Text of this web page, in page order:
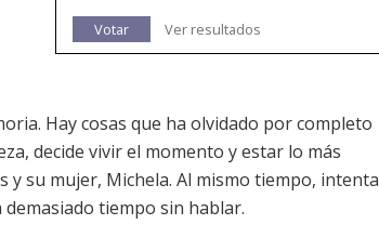
Votar
Ver resultados
Hay cosas que ha olvidado por completo
decide vivir el momento y estar lo más
y su mujer, Michela. Al mismo tiempo, intenta
tiempo sin hablar.